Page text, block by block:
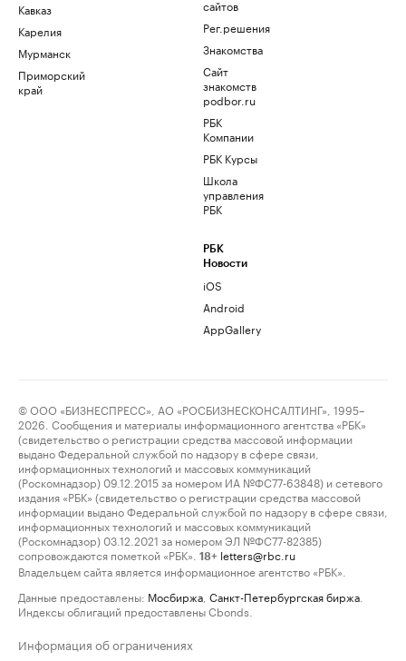
Кавказ
Карелия
Мурманск
Приморский
край
сайтов
Рег.решения
Знакомства
Сайт
знакомств
podbor.ru
РБК
Компании
РБК Курсы
Школа
управления
РБК
РБК
Новости
iOS
Android
AppGallery
© ООО «БИЗНЕСПРЕСС», АО «РОСБИЗНЕСКОНСАЛТИНГ», 1995–
2026. Сообщения и материалы информационного агентства «РБК»
(свидетельство о регистрации средства массовой информации
выдано Федеральной службой по надзору в сфере связи,
информационных технологий и массовых коммуникаций
(Роскомнадзор) 09.12.2015 за номером ИА №ФС77-63848) и сетевого
издания «РБК» (свидетельство о регистрации средства массовой
информации выдано Федеральной службой по надзору в сфере связи,
информационных технологий и массовых коммуникаций
(Роскомнадзор) 03.12.2021 за номером ЭЛ №ФС77-82385)
сопровождаются пометкой «РБК».
18+ letters@rbc.ru
Владельцем сайта является информационное агентство «РБК».
Данные предоставлены: Мосбиржа Санкт-Петербургская биржа
Индексы облигаций предоставлены Cbonds.
Информация об ограничениях